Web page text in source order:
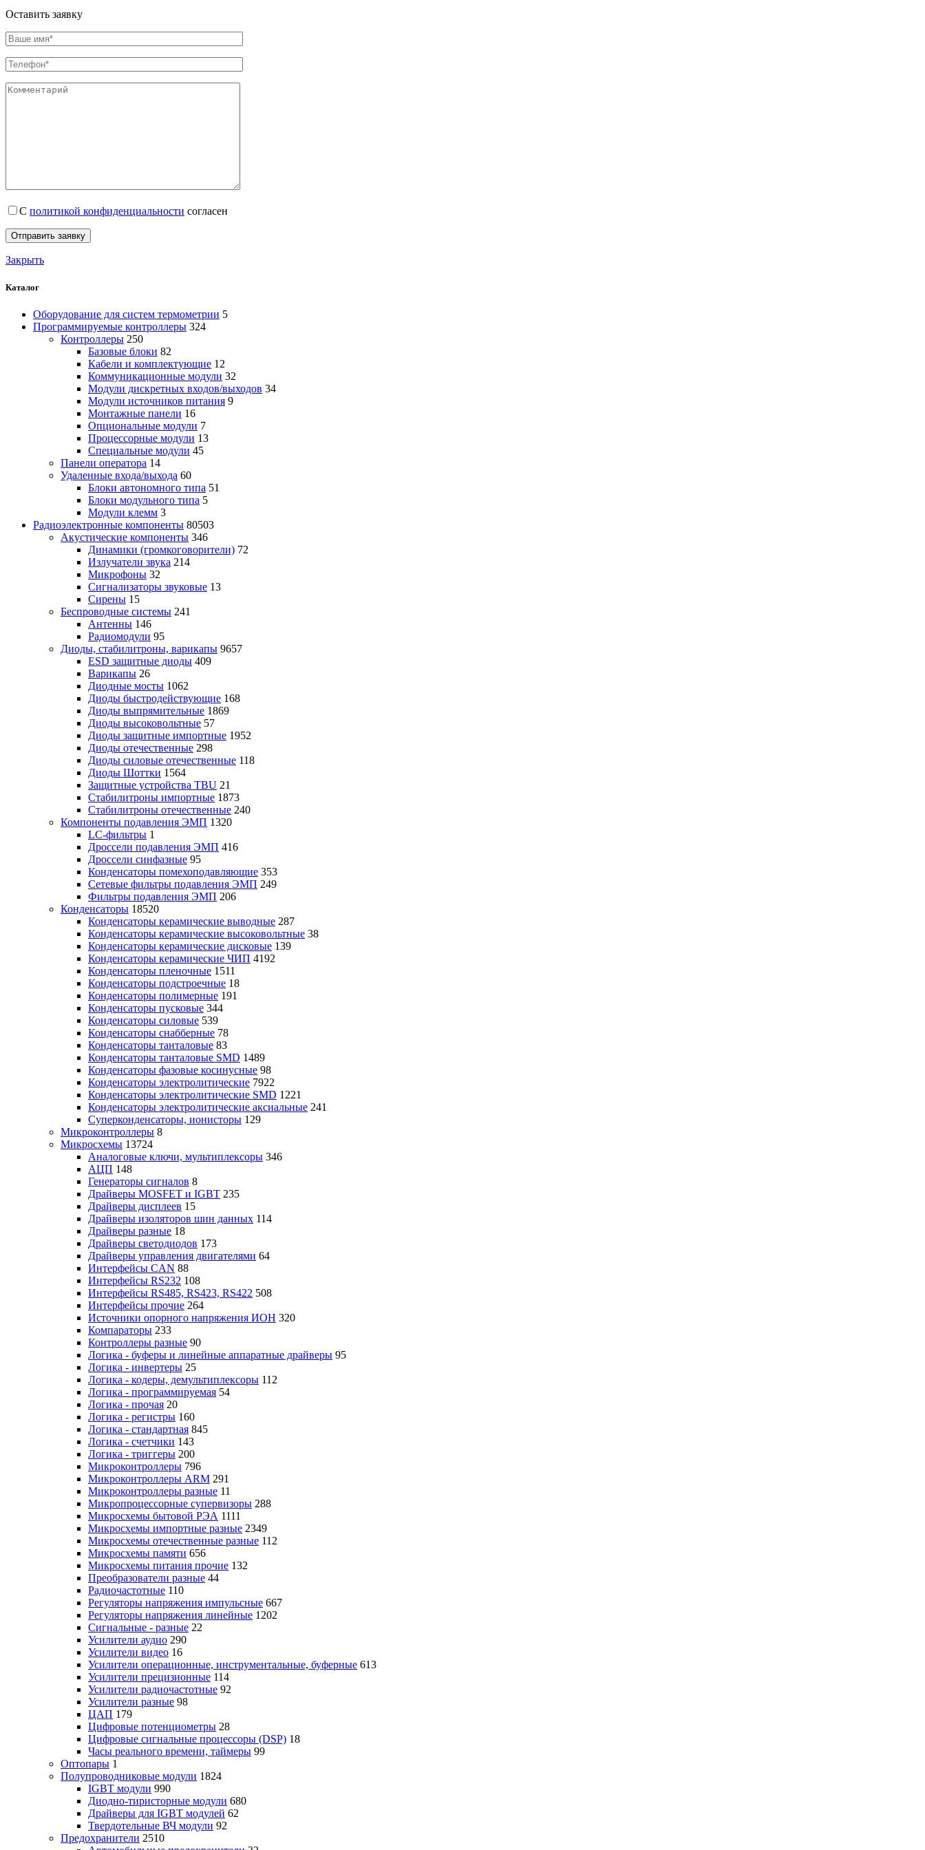
Оставить заявку
С политикой конфиденциальности согласен
Закрыть
Каталог
Оборудование для систем термометрии 5
Программируемые контроллеры 324
Контроллеры 250
Базовые блоки 82
Кабели и комплектующие 12
Коммуникационные модули 32
Модули дискретных входов/выходов 34
Модули источников питания 9
Монтажные панели 16
Опциональные модули 7
Процессорные модули 13
Специальные модули 45
Панели оператора 14
Удаленные входа/выхода 60
Блоки автономного типа 51
Блоки модульного типа 5
Модули клемм 3
Радиоэлектронные компоненты 80503
Акустические компоненты 346
Динамики (громкоговорители) 72
Излучатели звука 214
Микрофоны 32
Сигнализаторы звуковые 13
Сирены 15
Беспроводные системы 241
Антенны 146
Радиомодули 95
Диоды, стабилитроны, варикапы 9657
ESD защитные диоды 409
Варикапы 26
Диодные мосты 1062
Диоды быстродействующие 168
Диоды выпрямительные 1869
Диоды высоковольтные 57
Диоды защитные импортные 1952
Диоды отечественные 298
Диоды силовые отечественные 118
Диоды Шоттки 1564
Защитные устройства TBU 21
Стабилитроны импортные 1873
Стабилитроны отечественные 240
Компоненты подавления ЭМП 1320
LC-фильтры 1
Дроссели подавления ЭМП 416
Дроссели синфазные 95
Конденсаторы помехоподавляющие 353
Сетевые фильтры подавления ЭМП 249
Фильтры подавления ЭМП 206
Конденсаторы 18520
Конденсаторы керамические выводные 287
Конденсаторы керамические высоковольтные 38
Конденсаторы керамические дисковые 139
Конденсаторы керамические ЧИП 4192
Конденсаторы пленочные 1511
Конденсаторы подстроечные 18
Конденсаторы полимерные 191
Конденсаторы пусковые 344
Конденсаторы силовые 539
Конденсаторы снабберные 78
Конденсаторы танталовые 83
Конденсаторы танталовые SMD 1489
Конденсаторы фазовые косинусные 98
Конденсаторы электролитические 7922
Конденсаторы электролитические SMD 1221
Конденсаторы электролитические аксиальные 241
Суперконденсаторы, ионисторы 129
Микроконтроллеры 8
Микросхемы 13724
Аналоговые ключи, мультиплексоры 346
АЦП 148
Генераторы сигналов 8
Драйверы MOSFET и IGBT 235
Драйверы дисплеев 15
Драйверы изоляторов шин данных 114
Драйверы разные 18
Драйверы светодиодов 173
Драйверы управления двигателями 64
Интерфейсы CAN 88
Интерфейсы RS232 108
Интерфейсы RS485, RS423, RS422 508
Интерфейсы прочие 264
Источники опорного напряжения ИОН 320
Компараторы 233
Контроллеры разные 90
Логика - буферы и линейные аппаратные драйверы 95
Логика - инвертеры 25
Логика - кодеры, демультиплексоры 112
Логика - программируемая 54
Логика - прочая 20
Логика - регистры 160
Логика - стандартная 845
Логика - счетчики 143
Логика - триггеры 200
Микроконтроллеры 796
Микроконтроллеры ARM 291
Микроконтроллеры разные 11
Микропроцессорные супервизоры 288
Микросхемы бытовой РЭА 1111
Микросхемы импортные разные 2349
Микросхемы отечественные разные 112
Микросхемы памяти 656
Микросхемы питания прочие 132
Преобразователи разные 44
Радиочастотные 110
Регуляторы напряжения импульсные 667
Регуляторы напряжения линейные 1202
Сигнальные - разные 22
Усилители аудио 290
Усилители видео 16
Усилители операционные, инструментальные, буферные 613
Усилители прецизионные 114
Усилители радиочастотные 92
Усилители разные 98
ЦАП 179
Цифровые потенциометры 28
Цифровые сигнальные процессоры (DSP) 18
Часы реального времени, таймеры 99
Оптопары 1
Полупроводниковые модули 1824
IGBT модули 990
Диодно-тиристорные модули 680
Драйверы для IGBT модулей 62
Твердотельные ВЧ модули 92
Предохранители 2510